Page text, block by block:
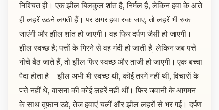
निश्चित ही। एक झील बिलकुल शांत है, निर्मल है, लेकिन हवा के आते
ही लहरें उठने लगती हैं। पर अगर हवा रुक जाए, तो लहरें भी रुक
जाएंगी और झील शांत हो जाएगी। वह फिर दर्पण जैसी हो जाएगी।
झील स्वच्छ है; पत्तों के गिरने से वह गंदी हो जाती है, लेकिन जब पत्ते
नीचे बैठ जाते हैं, तो झील फिर स्वच्छ और ताजी हो जाएगी। एक बच्चा
पैदा होता है—झील अभी भी स्वच्छ थी, कोई तरंगें नहीं थीं, विचारों के
पत्ते नहीं थे, वासना की कोई लहरें नहीं थीं। फिर जवानी के आगमन
के साथ तूफान उठे, तेज हवाएं चलीं और झील लहरों से भर गई। दर्पण